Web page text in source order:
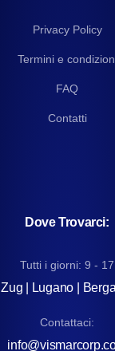
Privacy Policy
Termini e
FAQ
Contatti
Dove Trovarci:
Tutti i giorni: 9 - 17
Zug | Lugano |
Contattaci: